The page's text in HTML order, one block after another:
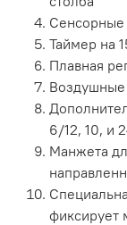
Сенсорные
Таймер на
Плавная
6/12, 10, и
Манжета
фиксирует